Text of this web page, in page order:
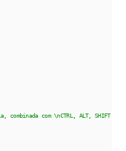
com \nCTRL, ALT, SHIFT